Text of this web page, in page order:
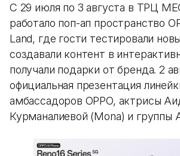
С 29 июля по 3 августа в ТРЦ
работало поп-ап пространство
Land, где гости тестировали
создавали контент в
получали подарки от бренда. 2
официальная презентация
амбассадоров OPPO, актрисы
Курманалиевой (Mona) и группы